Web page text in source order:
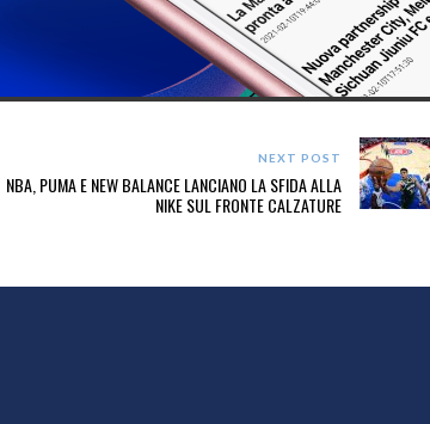
NEXT POST
NBA, PUMA E NEW BALANCE LANCIANO LA SFIDA ALLA
NIKE SUL FRONTE CALZATURE